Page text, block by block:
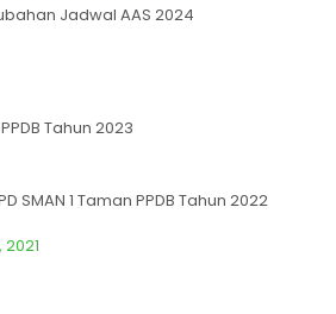
Jadwal AAS 2024
Tahun 2023
SMAN 1 Taman PPDB Tahun 2022